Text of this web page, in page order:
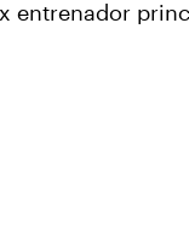
entrenador